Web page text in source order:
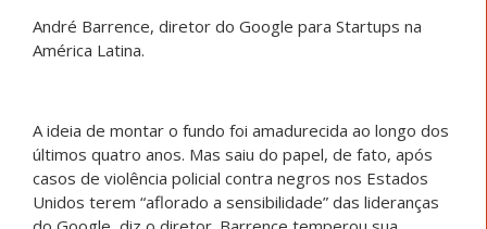
André Barrence, diretor do Google para Startups na
América Latina.
A ideia de montar o fundo foi amadurecida ao longo dos
últimos quatro anos. Mas saiu do papel, de fato, após
casos de violência policial contra negros nos Estados
Unidos terem “aflorado a sensibilidade” das lideranças